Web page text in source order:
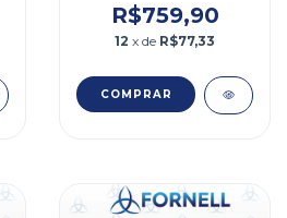
R$759,90
12 x de R$77,33